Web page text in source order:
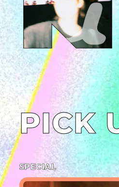
PICK
SPECIAL